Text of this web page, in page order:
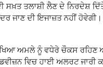
ਤਲਾਸ਼ੀ ਲੈਣ ਦੇ ਨਿਰਦੇਸ਼
ਜਾਣ ਦੀ ਇਜਾਜ਼ਤ ਨਹੀਂ
ਅਮਲੇ ਨੂੰ ਵਧੇਰੇ ਚੌਕਸ ਰਹਿਣ
ਵਿਚ ਹਾਈ ਅਲਰਟ ਜਾਰੀ